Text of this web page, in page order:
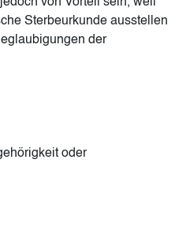
Sterbeurkunde ausstellen
der
oder